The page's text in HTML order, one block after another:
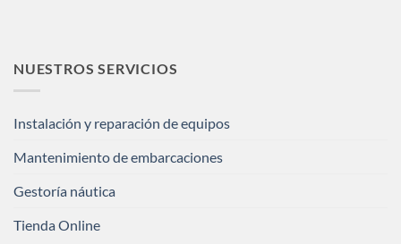
NUESTROS SERVICIOS
Instalación y reparación de equipos
Mantenimiento de embarcaciones
Gestoría náutica
Tienda Online